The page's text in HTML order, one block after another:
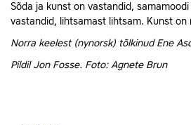
Sõda ja kunst on vastandid,
vastandid, lihtsamast lihtsam. Kunst on
Norra keelest (nynorsk) tõlkinud Ene
Pildil Jon Fosse. Foto: Agnete Brun